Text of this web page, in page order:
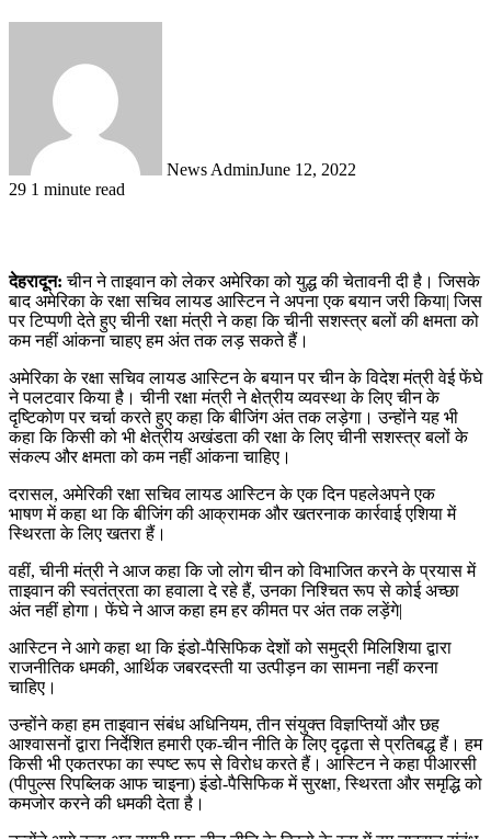
News AdminJune 12, 2022
29 1 minute read
देहरादून: चीन ने ताइवान को लेकर अमेरिका को युद्ध की चेतावनी दी है। जिसके
बाद अमेरिका के रक्षा सचिव लायड आस्टिन ने अपना एक बयान जरी किया| जिस
पर टिप्पणी देते हुए चीनी रक्षा मंत्री ने कहा कि चीनी सशस्त्र बलों की क्षमता को
कम नहीं आंकना चाहए हम अंत तक लड़ सकते हैं।
अमेरिका के रक्षा सचिव लायड आस्टिन के बयान पर चीन के विदेश मंत्री वेई फेंघे
ने पलटवार किया है। चीनी रक्षा मंत्री ने क्षेत्रीय व्यवस्था के लिए चीन के
दृष्टिकोण पर चर्चा करते हुए कहा कि बीजिंग अंत तक लड़ेगा। उन्होंने यह भी
कहा कि किसी को भी क्षेत्रीय अखंडता की रक्षा के लिए चीनी सशस्त्र बलों के
संकल्प और क्षमता को कम नहीं आंकना चाहिए।
दरासल, अमेरिकी रक्षा सचिव लायड आस्टिन के एक दिन पहलेअपने एक
भाषण में कहा था कि बीजिंग की आक्रामक और खतरनाक कार्रवाई एशिया में
स्थिरता के लिए खतरा हैं।
वहीं, चीनी मंत्री ने आज कहा कि जो लोग चीन को विभाजित करने के प्रयास में
ताइवान की स्वतंत्रता का हवाला दे रहे हैं, उनका निश्चित रूप से कोई अच्छा
अंत नहीं होगा। फेंघे ने आज कहा हम हर कीमत पर अंत तक लड़ेंगे|
आस्टिन ने आगे कहा था कि इंडो-पैसिफिक देशों को समुद्री मिलिशिया द्वारा
राजनीतिक धमकी, आर्थिक जबरदस्ती या उत्पीड़न का सामना नहीं करना
चाहिए।
उन्होंने कहा हम ताइवान संबंध अधिनियम, तीन संयुक्त विज्ञप्तियों और छह
आश्वासनों द्वारा निर्देशित हमारी एक-चीन नीति के लिए दृढ़ता से प्रतिबद्ध हैं। हम
किसी भी एकतरफा का स्पष्ट रूप से विरोध करते हैं। आस्टिन ने कहा पीआरसी
(पीपुल्स रिपब्लिक आफ चाइना) इंडो-पैसिफिक में सुरक्षा, स्थिरता और समृद्धि को
कमजोर करने की धमकी देता है।